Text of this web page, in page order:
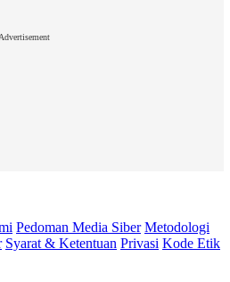
Pedoman Media Siber Metodologi
Syarat & Ketentuan Privasi Kode Etik